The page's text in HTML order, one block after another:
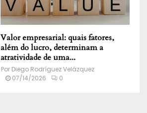
Valor empresarial: quais fatores,
além do lucro, determinam a
atratividade de uma...
Por Diego Rodríguez Velázquez
07/14/2026
0